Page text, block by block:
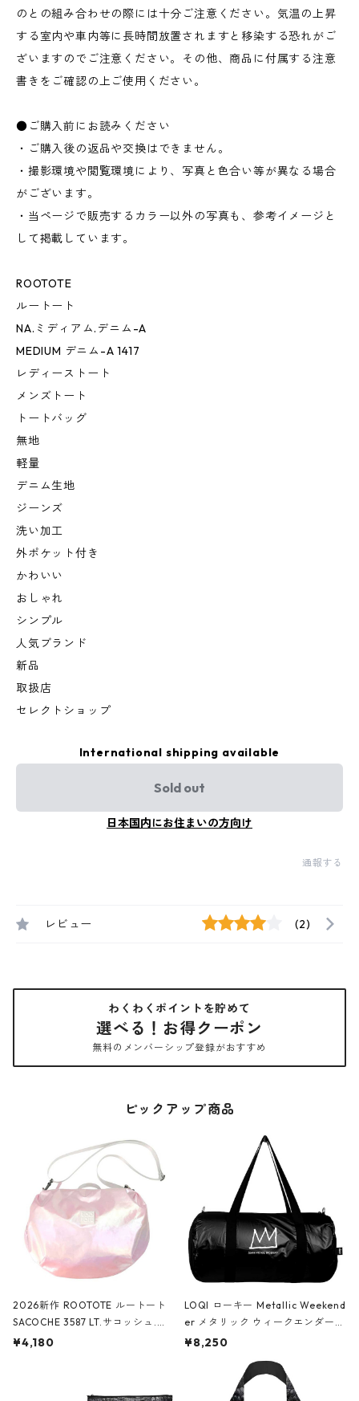
のとの組み合わせの際には十分ご注意ください。気温の上昇
する室内や車内等に長時間放置されますと移染する恐れがご
ざいますのでご注意ください。その他、商品に付属する注意
書きをご確認の上ご使用ください。
●ご購入前にお読みください
・ご購入後の返品や交換はできません。
・撮影環境や閲覧環境により、写真と色合い等が異なる場合
がございます。
・当ページで販売するカラー以外の写真も、参考イメージと
して掲載しています。
ROOTOTE
ルートート
NA.ミディアム.デニム-A
MEDIUM デニム-A 1417
レディーストート
メンズトート
トートバッグ
無地
軽量
デニム生地
ジーンズ
洗い加工
外ポケット付き
かわいい
おしゃれ
シンプル
人気ブランド
新品
取扱店
セレクトショップ
International shipping available
Sold out
日本国内にお住まいの方向け
通報する
レビュー (2)
わくわくポイントを貯めて
選べる！お得クーポン
無料のメンバーシップ登録がおすすめ
ピックアップ商品
2026新作 ROOTOTE ルートート
SACOCHE 3587 LT.サコッシュ.ル
ミエ-B ショルダーバッグ グロスピ
¥4,180
LOQI ローキー Metallic Weekend
er メタリック ウィークエンダー
ボストンバッグ ショルダーバッグ
Black ジャン=ミッシェル・バスキ
ア/クラウン ブラック
¥8,250